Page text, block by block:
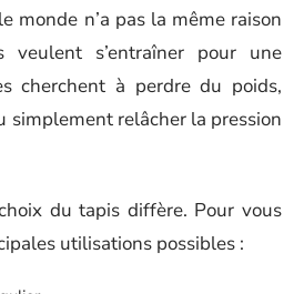
monde n’a pas la même raison
veulent s’entraîner pour une
cherchent à perdre du poids,
simplement relâcher la pression
du tapis diffère. Pour vous
utilisations possibles :